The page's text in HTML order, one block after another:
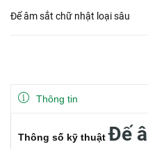
Đế âm sắt chữ nhật loại sâu
Thông tin
Thông số kỹ thuậtĐế